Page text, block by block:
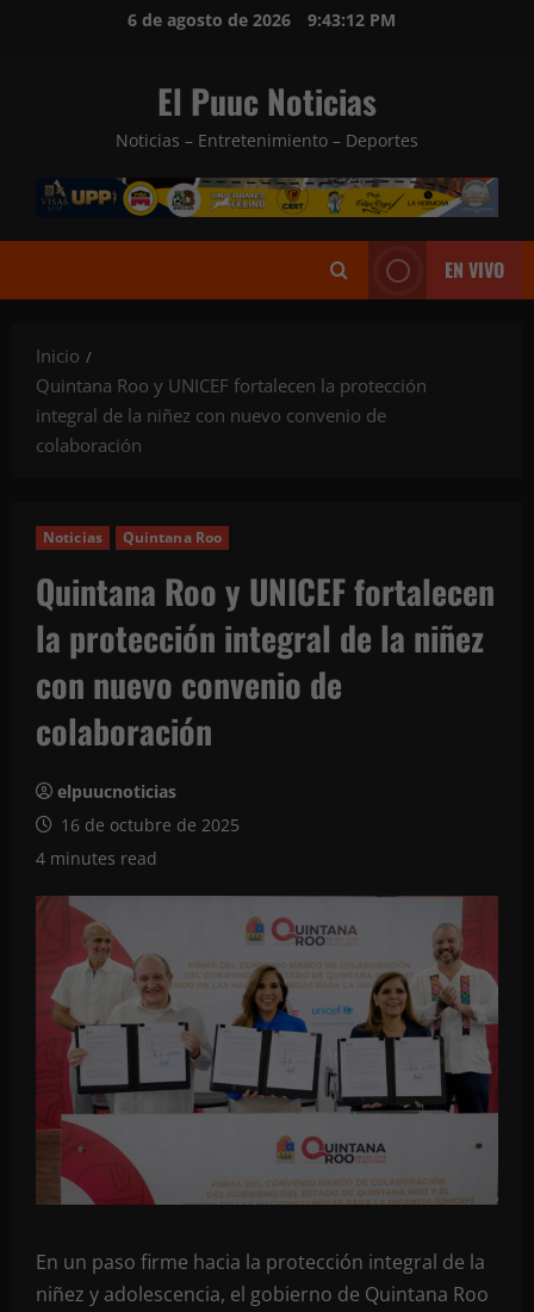
6 de agosto de 2026 9:43:13 PM
El Puuc Noticias
Noticias – Entretenimiento – Deportes
EN VIVO
Inicio
Quintana Roo y UNICEF fortalecen la protección
integral de la niñez con nuevo convenio de
colaboración
Noticias Quintana Roo
Quintana Roo y UNICEF fortalecen
la protección integral de la niñez
con nuevo convenio de
colaboración
elpuucnoticias
16 de octubre de 2025
4 minutes read
En un paso firme hacia la protección integral de la
niñez y adolescencia, el gobierno de Quintana Roo